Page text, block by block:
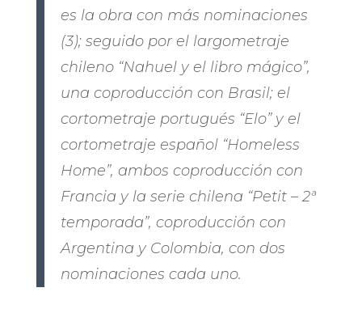
es la obra con más nominaciones
(3); seguido por el largometraje
chileno “Nahuel y el libro mágico”,
una coproducción con Brasil; el
cortometraje portugués “Elo” y el
cortometraje español “Homeless
Home”, ambos coproducción con
Francia y la serie chilena “Petit – 2ª
temporada”, coproducción con
Argentina y Colombia, con dos
nominaciones cada uno.